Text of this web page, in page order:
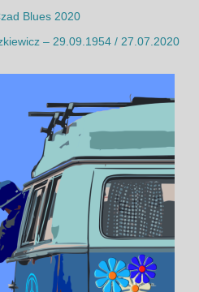
Blues 2020
– 29.09.1954 / 27.07.2020